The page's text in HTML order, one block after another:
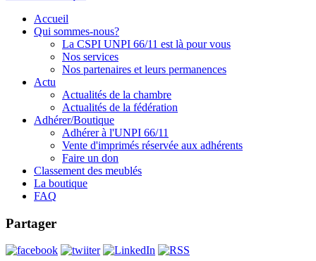
Accueil
Qui sommes-nous?
La CSPI UNPI 66/11 est là pour vous
Nos services
Nos partenaires et leurs permanences
Actu
Actualités de la chambre
Actualités de la fédération
Adhérer/Boutique
Adhérer à l'UNPI 66/11
Vente d'imprimés réservée aux adhérents
Faire un don
Classement des meublés
La boutique
FAQ
Partager